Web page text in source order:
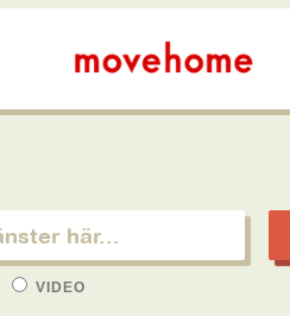
VIDEO